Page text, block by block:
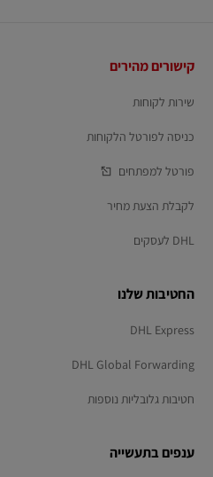
תחתונה
קישורים מהירים
שירות לקוחות
כניסה לפורטל הלקוחות
פורטל למפתחים
לקבלת הצעת מחיר
DHL לעסקים
החטיבות שלנו
DHL Express
DHL Global Forwarding
חטיבות גלובליות נוספות
ענפים בתעשייה